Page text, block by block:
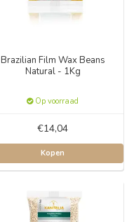
Brazilian Film Wax Beans
Natural - 1Kg
Op voorraad
€14,04
Kopen